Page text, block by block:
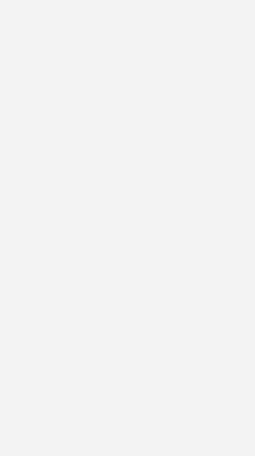
die Forschenden des
Energieszenarien und
CO
Verkehr und Gebäude bereits
sind aus ihrer Sicht u. a. folgende
auf eine Höhe von etwa
die Rate bei lediglich rund 1 %/a.
energetischen Sanierungsrate ist
notwendig, der etwa von
beim Immobilienverkauf oder
im Handwerk und beschleunigter